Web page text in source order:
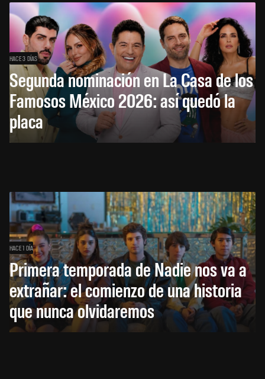
HACE 3 DÍAS
Segunda nominación en La Casa de los
Famosos México 2026: así quedó la
placa
HACE 1 DÍA
Primera temporada de Nadie nos va a
extrañar: el comienzo de una historia
que nunca olvidaremos